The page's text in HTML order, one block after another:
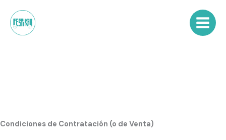
contenido
Condiciones de Contratación (o de Venta)